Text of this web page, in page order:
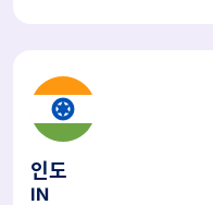
인도
IN